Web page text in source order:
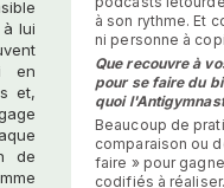
lui
en
et,
de
à son rythme. Et
ni personne à
Que recouvre à
pour se faire du
quoi
Beaucoup de
comparaison ou
faire » pour
codifiés à